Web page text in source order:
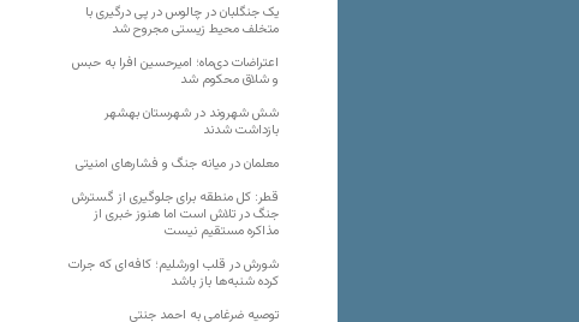
یک جنگلبان در چالوس در پی درگیری با
متخلف محیط زیستی مجروح شد
اعتراضات دی‌ماه؛ امیرحسین افرا به حبس
و شلاق محکوم شد
شش شهروند در شهرستان بهشهر
بازداشت شدند
معلمان در میانه جنگ و فشارهای امنیتی
قطر: کل منطقه برای جلوگیری از گسترش
جنگ در تلاش است اما هنوز خبری از
مذاکره مستقیم نیست
شورش در قلب اورشلیم؛ کافه‌ای که جرات
کرده شنبه‌ها باز باشد
توصیه ضرغامی به احمد جنتی